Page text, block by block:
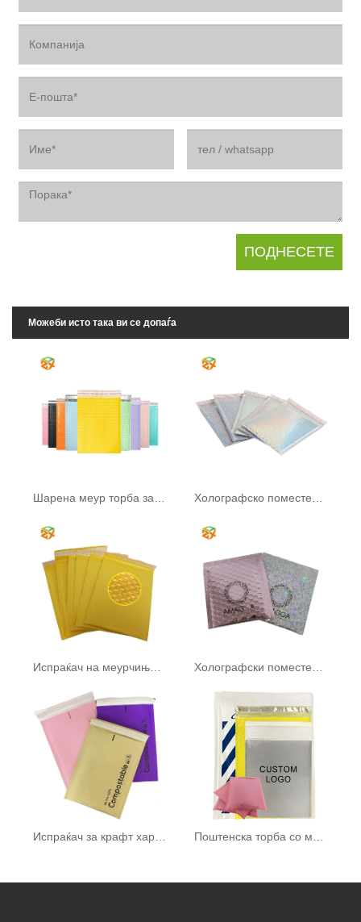
Можеби исто така ви се допаѓа
Испраќач на меурчиња за крафт хартија
Испраќач за крафт хартија, полн со 100% компостирачки меур за испраќање